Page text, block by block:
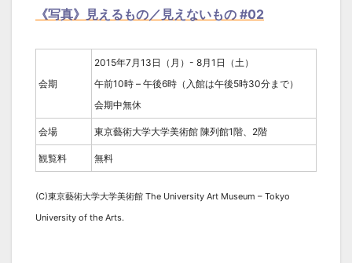
《写真》見えるもの／見えないもの #02
会期
2015年7月13日（月）- 8月1日（土）
午前10時 – 午後6時（入館は午後5時30分まで）
会期中無休
会場 東京藝術大学大学美術館 陳列館1階、2階
観覧料 無料
(C)東京藝術大学大学美術館 The University Art Museum – Tokyo
University of the Arts.